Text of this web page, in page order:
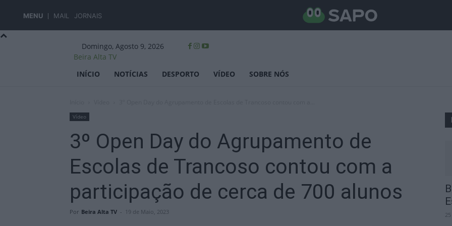
MENU MAIL JORNAIS
Domingo, Agosto 9, 2026
Beira Alta TV
INÍCIO
NOTÍCIAS DESPORTO VÍDEO SOBRE NÓS
Vídeo
3º Open Day do Agrupamento de
Escolas de Trancoso contou com a
participação de cerca de 700 alunos
Por Beira Alta TV - 19 de Maio, 2023